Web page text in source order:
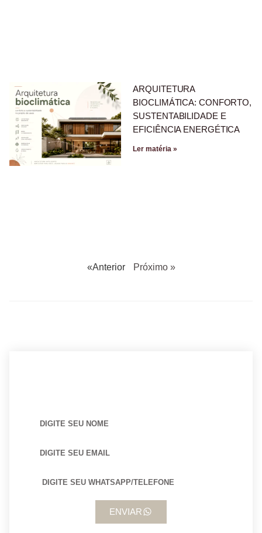
ARQUITETURA
BIOCLIMÁTICA: CONFORTO,
SUSTENTABILIDADE E
EFICIÊNCIA ENERGÉTICA
Ler matéria »
«Anterior Próximo »
ENVIAR